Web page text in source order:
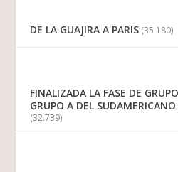
DE LA GUAJIRA A PARIS (35.180)
FINALIZADA LA FASE DE
GRUPO A DEL
(32.739)